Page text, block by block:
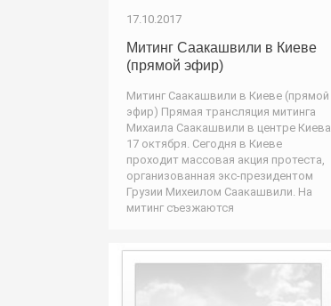
17.10.2017
Митинг Саакашвили в Киеве
(прямой эфир)
Митинг Саакашвили в Киеве (прямой
эфир) Прямая трансляция митинга
Михаила Саакашвили в центре Киева
17 октября. Сегодня в Киеве
проходит массовая акция протеста,
организованная экс-президентом
Грузии Михеилом Саакашвили. На
митинг съезжаются